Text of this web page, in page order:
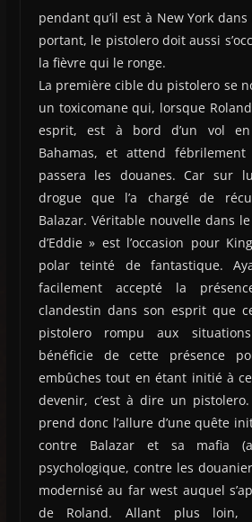
pendant qu’il est à New York
portant, le pistolero doit aussi
la fièvre qui le ronge.
La première cible du pistolero se
un toxicomane qui, lorsque
esprit, est à bord d’un vol en
Bahamas, et attend
passera les douanes. Car sur
drogue que l’a chargé de
Balazar. Véritable nouvelle dans
d’Eddie » est l’occasion pour
polar teinté de fantastique.
facilement accepté la
clandestin dans son esprit que
pistolero rompu aux
bénéficie de cette présence
embûches tout en étant initié à
devenir, c’est à dire un
prend donc l’allure d’une quête
contre Balazar et sa mafia
psychologique, contre les
modernisé au far west auquel
de Roland. Allant plus loin,